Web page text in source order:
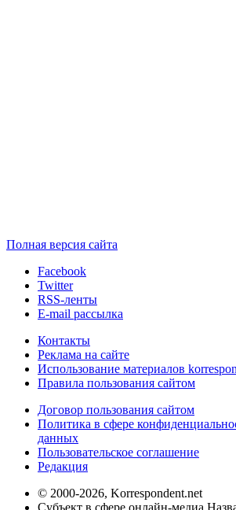
Полная версия сайта
Facebook
Twitter
RSS-ленты
E-mail рассылка
Контакты
Реклама на сайте
Использование материалов
Правила пользования сайтом
Договор пользования сайтом
Политика в сфере
данных
Пользовательское соглашение
Редакция
© 2000-2026, Korrespondent.net